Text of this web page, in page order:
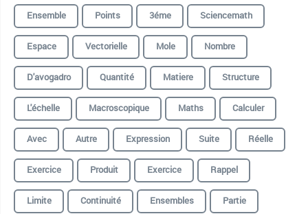
Ensemble
Points 3éme
Sciencemath
Espace
Vectorielle Mole
Nombre
D'avogadro
Quantité Matiere
Structure
L'échelle
Macroscopique Maths
Calculer
Avec
Autre Expression Suite
Réelle
Exercice
Produit Exercice
Rappel
Limite
Continuité Ensembles
Partie